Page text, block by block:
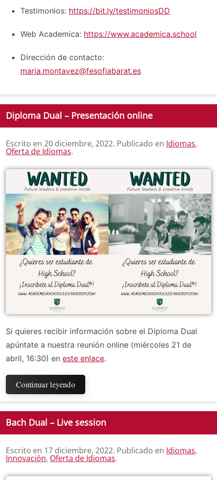
Testimonios: https://bit.ly/testimoniosDD
Web Academica: https://www.academica.school
Dirección de contacto:
maria.montavez@fesofiabarat.es
Diploma Dual – Presentación online
Escrito en 20 diciembre, 2022. Publicado en Idiomas,
Oferta de Idiomas.
Si quieres recibir información sobre el Diploma Dual
apúntate a nuestra reunión online (miércoles 21 de
abril, 16:30) en este enlace.
Continuar leyendo
Bach Dual – Live session
Escrito en 17 diciembre, 2022. Publicado en Idiomas,
Innovación, Oferta de Idiomas.